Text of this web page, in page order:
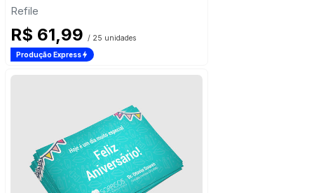
Refile
R$ 61,99 / 25 unidades
Produção Express